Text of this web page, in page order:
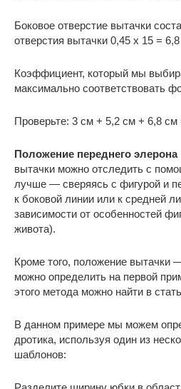
Боковое отверстие вытачки
отверстия вытачки 0,45 х 15 =
Коэффициент, который мы
максимально соответствовать
Проверьте: 3 см + 5,2 см + 6,8 см
Положение переднего элерона
вытачки можно отследить с
лучше — сверяясь с фигурой и
к боковой линии или к средней
зависимости от особенностей
живота).
Кроме того, положение вытачки
можно определить на первой
этого метода можно найти в
В данном примере мы можем
дротика, используя один из
шаблонов: